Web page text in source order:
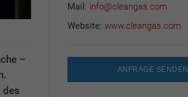
–
des
Mail: info@cleangas.com
Website: www.cleangas.com
ANFRAGE SENDEN